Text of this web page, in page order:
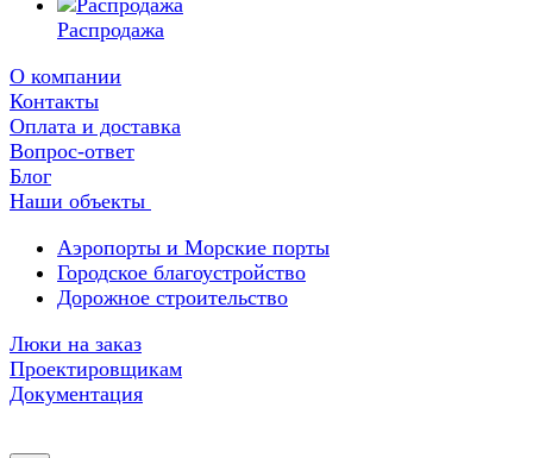
Распродажа
О компании
Контакты
Оплата и доставка
Вопрос-ответ
Блог
Наши объекты
Аэропорты и Морские порты
Городское благоустройство
Дорожное строительство
Люки на заказ
Проектировщикам
Документация